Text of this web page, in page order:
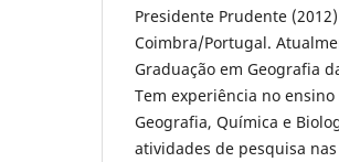
Presidente Prudente
Coimbra/Portugal.
Graduação em Geografia
Tem experiência no
Geografia, Química e
atividades de pesquisa